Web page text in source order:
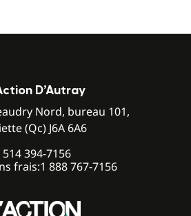
D’Autray
Nord, bureau 101,
(Qc) J6A 6A6
514 394-7156
frais:1 888 767-7156